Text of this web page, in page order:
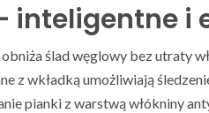
inteligentne i
ślad węglowy bez utraty
z wkładką umożliwiają
pianki z warstwą włókniny